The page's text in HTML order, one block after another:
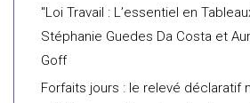
"Loi Travail : L’essentiel en
Stéphanie Guedes Da Costa et
Goff
Forfaits jours : le relevé déclaratif